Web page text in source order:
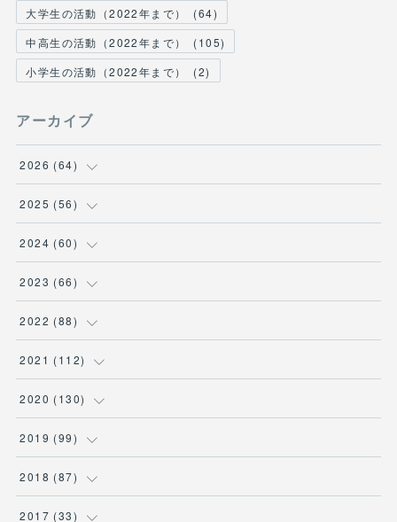
大学生の活動（2022年まで）
(64)
中高生の活動（2022年まで）
(105)
小学生の活動（2022年まで）
(2)
アーカイブ
2026 (64)
(2)
(6)
(9)
( 11
2025 (56)
(1)
(2)
(1)
( 5 )
2024 (60)
(12
(13
( 12)
( 4 )
2023 (66)
(1)
( 5 )
(2)
( 4 )
2022 (88)
( 12)
(6)
(3)
(1)
2021 (112)
(7)
(4)
(15
( 1 )
2020 (130)
(23
(25
(7)
2019 (99)
(6)
(11
2018 (87)
(9)
2017 (33)